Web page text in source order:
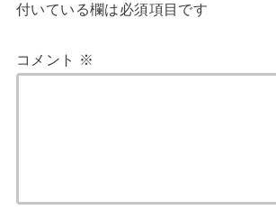
付いている欄は必須項目です
コメント ※